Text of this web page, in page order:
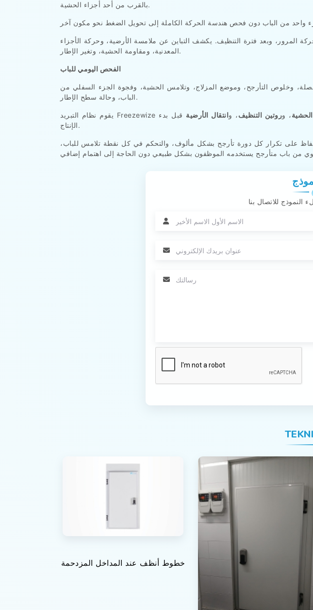
بالقرب من أحد أجزاء الحشية.
المرور، وبعد فترة التنظيف. يكشف التباين عن ملامسة الأرضية، وحركة الأجزاء
المعدنية، ومقاومة الحشية، وتغير الإطار.
الفحص اليومي للباب
وخلوص التأرجح، وموضع المزلاج، وتلامس الحشية، وفجوة الجزء السفلي من
الباب، وحالة سطح الإطار.
، وروتين التنظيف، وانتقال الأرضية قبل بدء
الإنتاج.
على تكرار كل دورة تأرجح بشكل مألوف، والتحكم في كل نقطة تلامس للباب،
خطوط أنظف عند المداخل المزدحمة